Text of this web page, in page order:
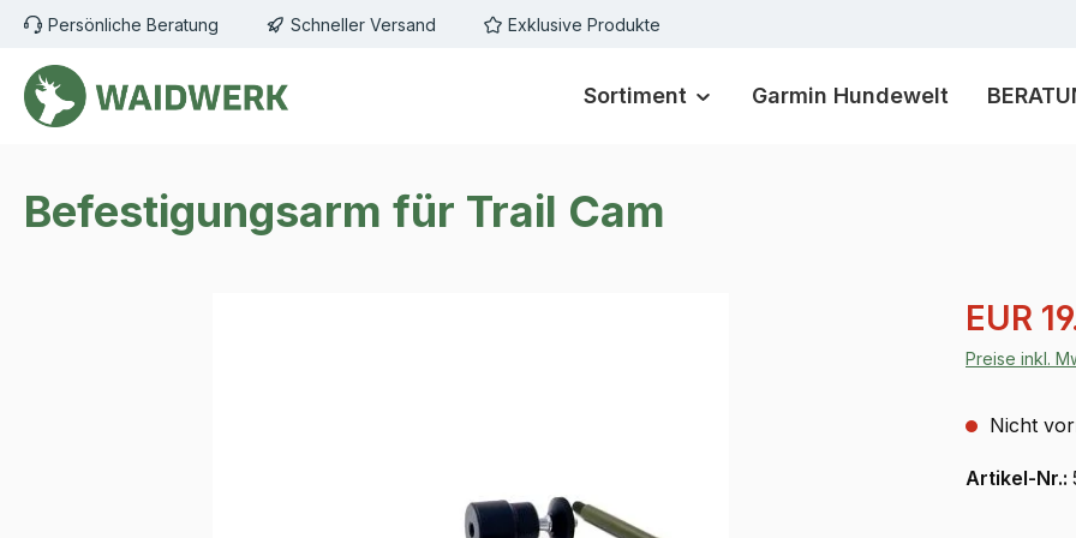
Hauptinhalt springen
Zur Suche springen
Zur Hauptnavigation springen
Persönliche Beratung Schneller Versand Exklusive Produkte
Sortiment Garmin Hundewelt
Befestigungsarm für Trail Cam
EUR
Preise inkl.
Nicht
Artikel-Nr.: